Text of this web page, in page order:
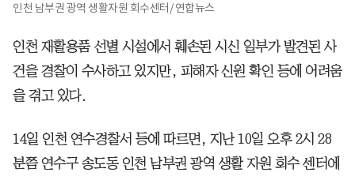
인천 남부권 광역 생활자원 회수센터/ 연합뉴스
인천 재활용품 선별 시설에서 훼손된 시신 일부가 발견된 사
건을 경찰이 수사하고 있지만, 피해자 신원 확인 등에 어려움
을 겪고 있다.
14일 인천 연수경찰서 등에 따르면, 지난 10일 오후 2시 28
분쯤 연수구 송도동 인천 남부권 광역 생활 자원 회수 센터에